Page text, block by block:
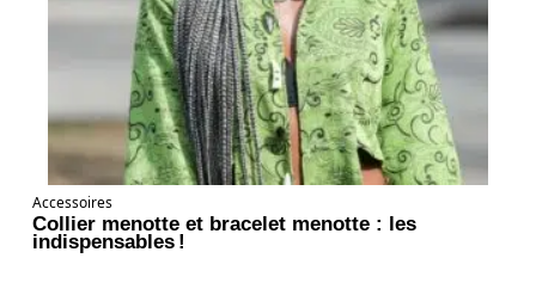
Accessoires
Collier menotte et bracelet menotte : les
indispensables !